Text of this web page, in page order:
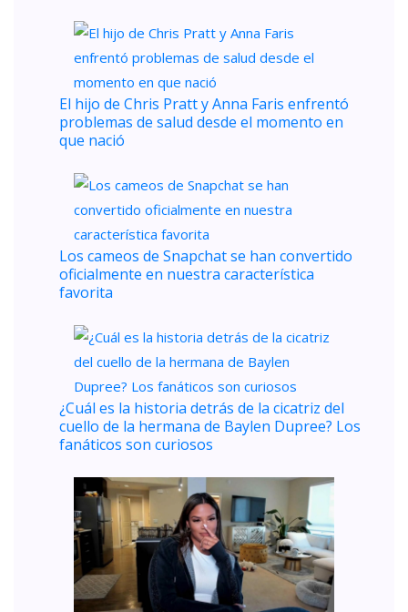
El hijo de Chris Pratt y Anna Faris enfrentó
problemas de salud desde el momento en
que nació
Los cameos de Snapchat se han convertido
oficialmente en nuestra característica
favorita
¿Cuál es la historia detrás de la cicatriz del
cuello de la hermana de Baylen Dupree? Los
fanáticos son curiosos